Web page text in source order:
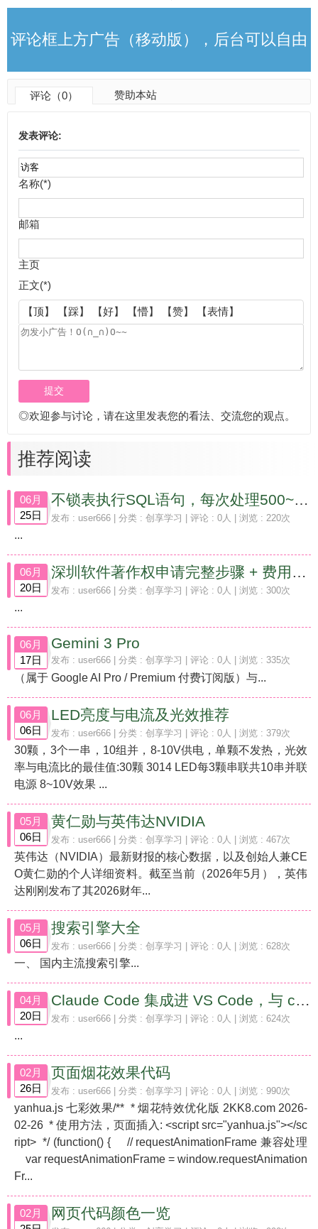
评论框上方广告（移动版），后台可以自由
更改
评论（0） 赞助本站
发表评论:
名称(*)
邮箱
主页
正文(*)
【顶】 【踩】 【好】 【懵】 【赞】 【表情】
◎欢迎参与讨论，请在这里发表您的看法、交流您的观点。
推荐阅读
06月
25日
不锁表执行SQL语句，每次处理500~1000条，并输出日志记录执行情况的操作方法
发布 : user666 | 分类 : 创享学习 | 评论 : 0人 | 浏览 : 220次
...
06月
20日
深圳软件著作权申请完整步骤 + 费用（2026 最新）
发布 : user666 | 分类 : 创享学习 | 评论 : 0人 | 浏览 : 300次
...
06月
17日
Gemini 3 Pro
发布 : user666 | 分类 : 创享学习 | 评论 : 0人 | 浏览 : 335次
（属于 Google AI Pro / Premium 付费订阅版）与...
06月
06日
LED亮度与电流及光效推荐
发布 : user666 | 分类 : 创享学习 | 评论 : 0人 | 浏览 : 379次
30颗，3个一串，10组并，8-10V供电，单颗不发热，光效
率与电流比的最佳值:30颗 3014 LED每3颗串联共10串并联
电源 8~10V效果 ...
05月
06日
黄仁勋与英伟达NVIDIA
发布 : user666 | 分类 : 创享学习 | 评论 : 0人 | 浏览 : 467次
英伟达（NVIDIA）最新财报的核心数据，以及创始人兼CE
O黄仁勋的个人详细资料。截至当前（2026年5月），英伟
达刚刚发布了其2026财年...
05月
06日
搜索引擎大全
发布 : user666 | 分类 : 创享学习 | 评论 : 0人 | 浏览 : 628次
一、 国内主流搜索引擎...
04月
20日
Claude Code 集成进 VS Code，与 claude.ai 网页版的代码编程能力对比
发布 : user666 | 分类 : 创享学习 | 评论 : 0人 | 浏览 : 624次
...
02月
26日
页面烟花效果代码
发布 : user666 | 分类 : 创享学习 | 评论 : 0人 | 浏览 : 990次
yanhua.js 七彩效果/** * 烟花特效优化版 2KK8.com 2026-
02-26 * 使用方法，页面插入: <script src="yanhua.js"></sc
ript> */ (function() { // requestAnimationFrame 兼容处理
var requestAnimationFrame = window.requestAnimation
Fr...
02月
网页代码颜色一览